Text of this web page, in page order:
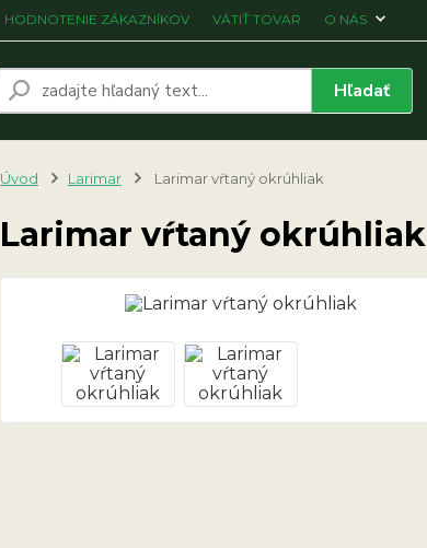
HODNOTENIE ZÁKAZNÍKOV VÁTIŤ TOVAR O NÁS
Hľadať
Úvod Larimar Larimar vŕtaný okrúhliak
Larimar vŕtaný okrúhliak